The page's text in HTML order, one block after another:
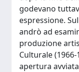
godevano
espressione.
andrò ad
produzione
Culturale
apertura